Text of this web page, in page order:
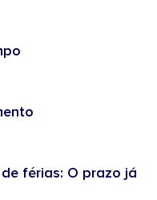
férias: O prazo já